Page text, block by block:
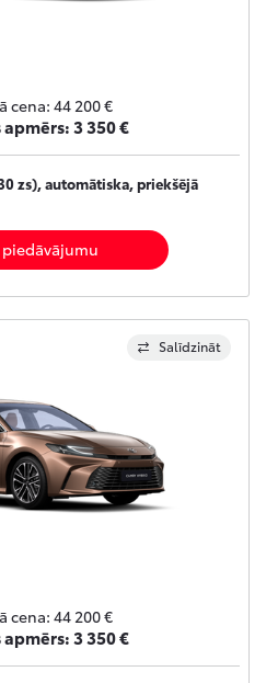
cena: 44 200 €
3 350 €
zs), automātiska, priekšējā
piedāvājumu
Salīdzināt
cena: 44 200 €
3 350 €